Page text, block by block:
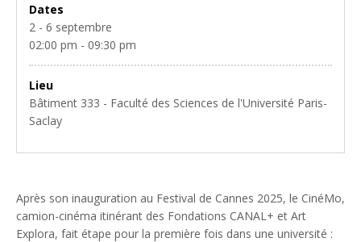
Dates
2 - 6 septembre
02:00 pm - 09:30 pm
Lieu
Bâtiment 333 - Faculté des Sciences de l'Université Paris-
Saclay
Après son inauguration au Festival de Cannes 2025, le CinéMo,
camion-cinéma itinérant des Fondations CANAL+ et Art
Explora, fait étape pour la première fois dans une université :